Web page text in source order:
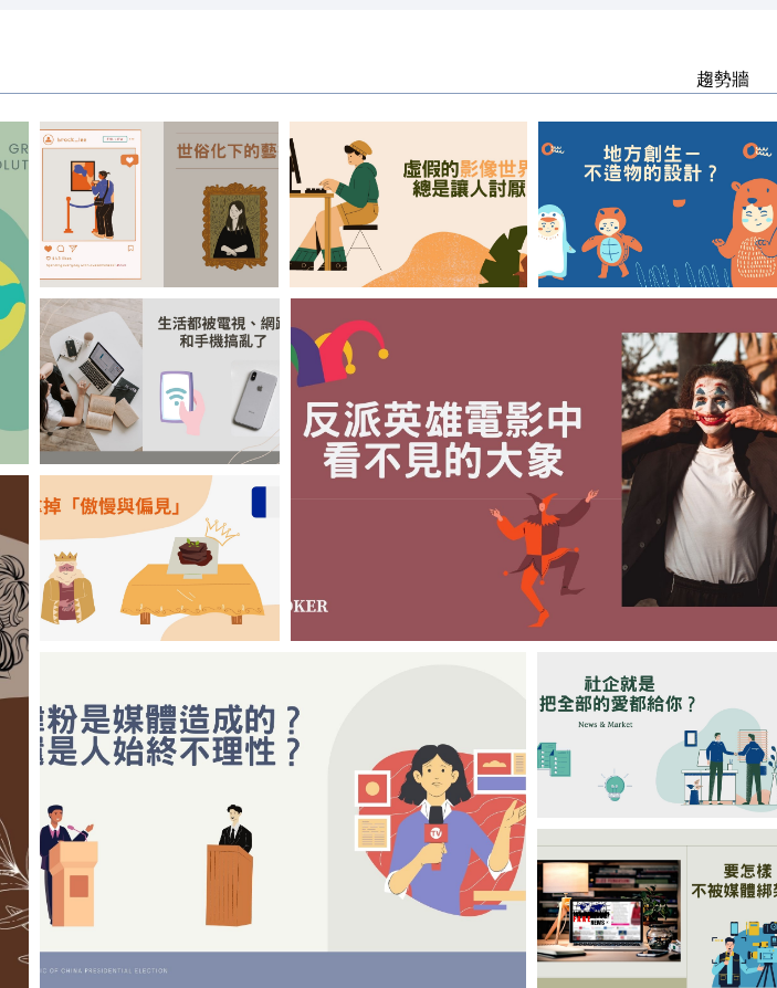
趨勢牆
【偷筆】世俗化下
的藝術
【Batice】虛假的
影像世界總是讓人
討厭
【Diane】地方創生
－不造物的設計？
【Batice】生活都
被電視、網路和手
機搞亂了
【陳姓煮夫】社企
就是把全部的愛都
給你？